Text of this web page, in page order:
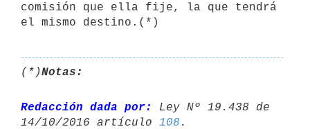
comisión que ella fije, la que tendrá
(*)Notas:
Redacción dada por:
Ley Nº 19.438 de
14/10/2016 artículo 108